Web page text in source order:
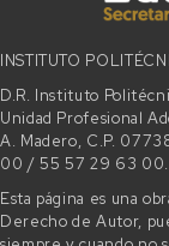
D.R. Instituto
Unidad Profesional
A. Madero, C.P.
00 / 55 57 29 63 00.
Esta página es una
Derecho de Autor,
siempre y cuando no
dirección electrónica;